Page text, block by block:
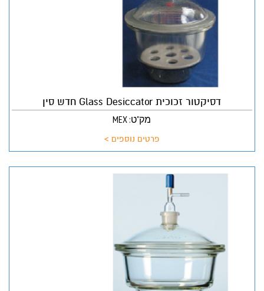
דסיקטור זכוכית Glass Desiccator חדש סין
מק"ט: MEX
פרטים נוספים >